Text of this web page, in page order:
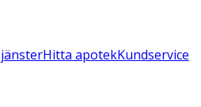
Hitta apotekKundservice